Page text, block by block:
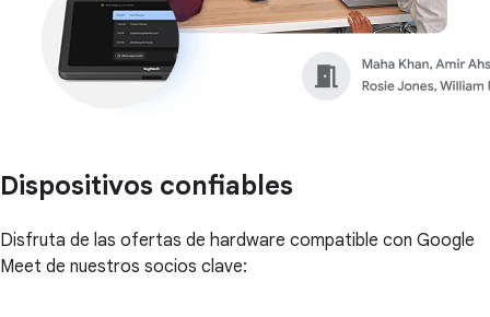
Dispositivos confiables
Disfruta de las ofertas de hardware compatible con Google
Meet de nuestros socios clave: